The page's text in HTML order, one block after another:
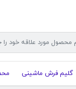
گلیم فرش ماشینی